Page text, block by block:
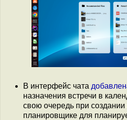
В интерфейс чата
назначения встречи в
свою очередь при
планировщике для